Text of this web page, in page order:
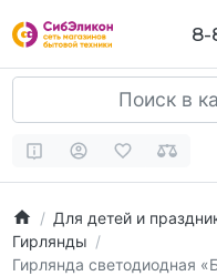
8-
Для детей и
Гирлянды
Гирлянда светодиодная
8-